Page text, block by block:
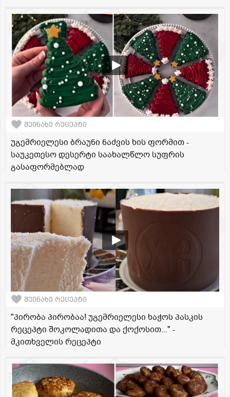
შეინახე რეცეპტი
უგემრიელესი ბრაუნი ნაძვის ხის ფორმით -
საუკეთესო დესერტი საახალწლო სუფრის
გასაფორმებლად
შეინახე რეცეპტი
"პირობა პირობაა! უგემრიელესი ხაჭოს პასკის
რეცეპტი შოკოლადითა და ქოქოსით..." -
მკითხველის რეცეპტი